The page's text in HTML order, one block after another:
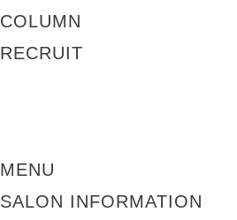
COLUMN
RECRUIT
MENU
SALON INFORMATION